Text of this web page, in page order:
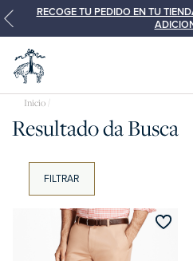
RECOGE TU PEDIDO EN TU
Resultado da Busca
FILTRAR